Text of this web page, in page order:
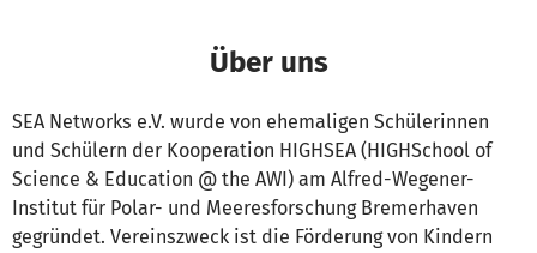
Über uns
SEA Networks e.V. wurde von ehemaligen Schülerinnen
und Schülern der Kooperation HIGHSEA (HIGHSchool of
Science & Education @ the AWI) am Alfred-Wegener-
Institut für Polar- und Meeresforschung Bremerhaven
gegründet. Vereinszweck ist die Förderung von Kindern